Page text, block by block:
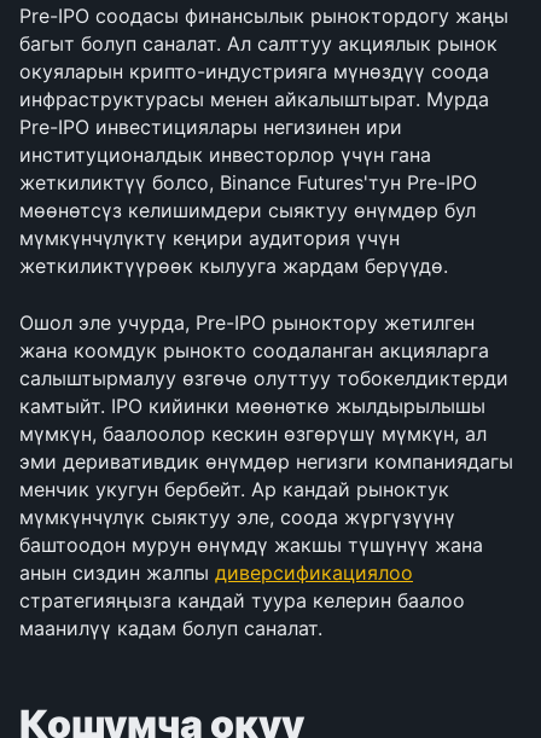
Pre-IPO соодасы финансылык рыноктордогу жаңы
багыт болуп саналат. Ал салттуу акциялык рынок
окуяларын крипто-индустрияга мүнөздүү соода
инфраструктурасы менен айкалыштырат. Мурда
Pre-IPO инвестициялары негизинен ири
институционалдык инвесторлор үчүн гана
жеткиликтүү болсо, Binance Futures'тун Pre-IPO
мөөнөтсүз келишимдери сыяктуу өнүмдөр бул
мүмкүнчүлүктү кеңири аудитория үчүн
жеткиликтүүрөөк кылууга жардам берүүдө.
Ошол эле учурда, Pre-IPO рыноктору жетилген
жана коомдук рынокто соодаланган акцияларга
салыштырмалуу өзгөчө олуттуу тобокелдиктерди
камтыйт. IPO кийинки мөөнөткө жылдырылышы
мүмкүн, баалоолор кескин өзгөрүшү мүмкүн, ал
эми деривативдик өнүмдөр негизги компаниядагы
менчик укугун бербейт. Ар кандай рыноктук
мүмкүнчүлүк сыяктуу эле, соода жүргүзүүнү
баштоодон мурун өнүмдү жакшы түшүнүү жана
анын сиздин жалпы диверсификациялоо
стратегияңызга кандай туура келерин баалоо
маанилүү кадам болуп саналат.
Кошумча окуу